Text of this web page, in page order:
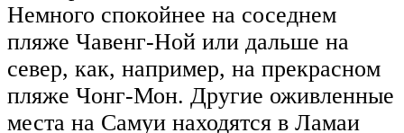
Немного спокойнее на соседнем
пляже Чавенг-Ной или дальше на
север, как, например, на прекрасном
пляже Чонг-Мон. Другие оживленные
места на Самуи находятся в Ламаи